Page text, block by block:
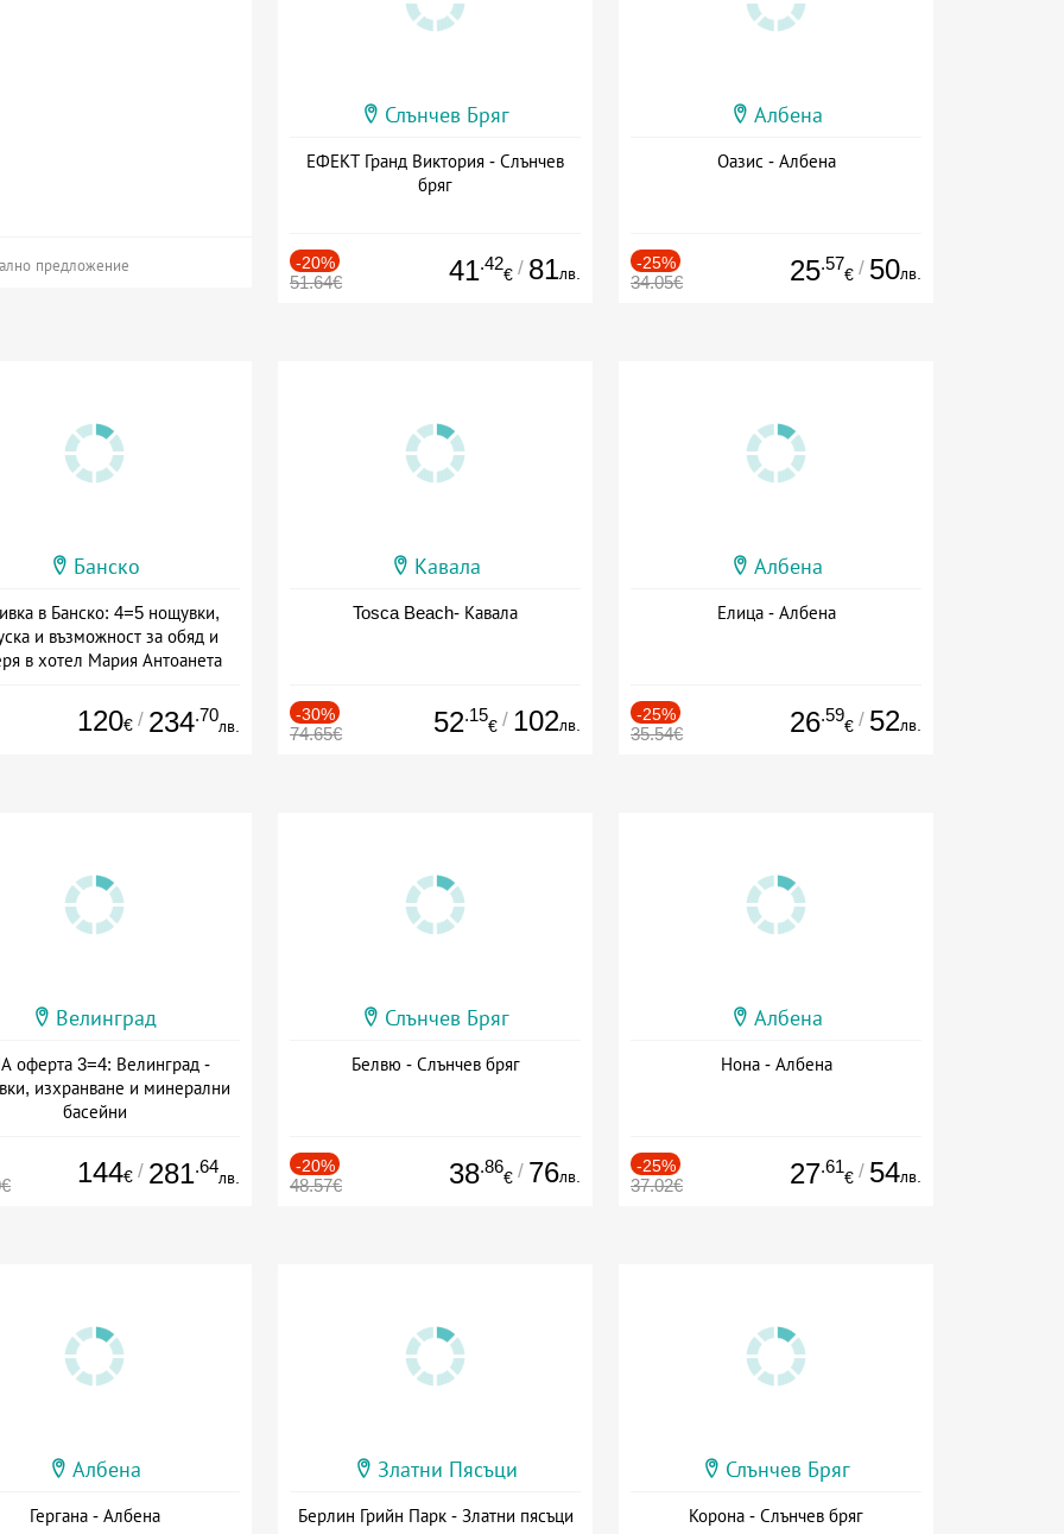
предложение
Слънчев Бряг
ЕФЕКТ Гранд Виктория - Слънчев
бряг
-20%
51.64€ 41.42
€ / 81лв.
Албена
Оазис - Албена
-25%
34.05€ 25.57
€ / 50лв.
Банско
в Банско: 4=5 нощувки,
и възможност за обяд и
в хотел Мария Антоанета
120€ / 234.70
лв.
Кавала
Tosca Beach- Кавала
-30%
74.65€ 52.15
€ / 102лв.
Албена
Елица - Албена
-25%
35.54€ 26.59
€ / 52лв.
Велинград
оферта 3=4: Велинград -
изхранване и минерални
басейни
144€ / 281.64
лв.
Слънчев Бряг
Белвю - Слънчев бряг
-20%
48.57€ 38.86
€ / 76лв.
Албена
Нона - Албена
-25%
37.02€ 27.61
€ / 54лв.
Албена
Гергана - Албена
Златни Пясъци
Берлин Грийн Парк - Златни пясъци
Слънчев Бряг
Корона - Слънчев бряг